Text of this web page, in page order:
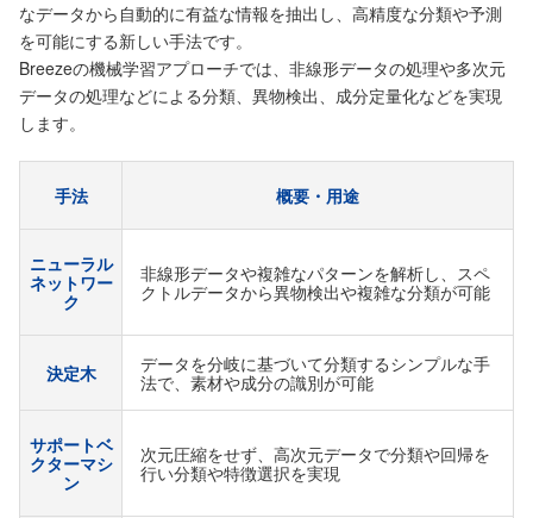
なデータから自動的に有益な情報を抽出し、高精度な分類や予測
を可能にする新しい手法です。
Breezeの機械学習アプローチでは、非線形データの処理や多次元
データの処理などによる分類、異物検出、成分定量化などを実現
します。
手法 概要・用途
ニューラル
ネットワー
ク
非線形データや複雑なパターンを解析し、スペ
クトルデータから異物検出や複雑な分類が可能
決定木
データを分岐に基づいて分類するシンプルな手
法で、素材や成分の識別が可能
サポートベ
クターマシ
ン
次元圧縮をせず、高次元データで分類や回帰を
行い分類や特徴選択を実現